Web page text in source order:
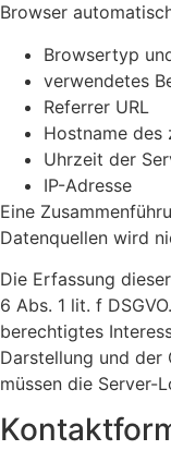
Browser
Browsertyp
verwendetes
Referrer URL
Hostname des
Uhrzeit der
IP-Adresse
Eine
Datenquellen wird
Die Erfassung
6 Abs. 1 lit. f
berechtigtes
Darstellung und der
müssen die Server-